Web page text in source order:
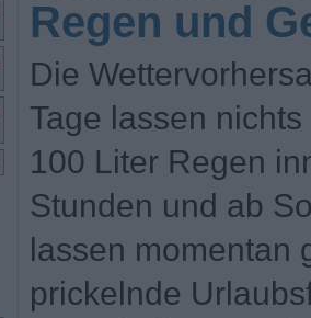
Regen und
Die
Tage lassen
100 Liter Regen
Stunden und ab
lassen momentan
prickelnde